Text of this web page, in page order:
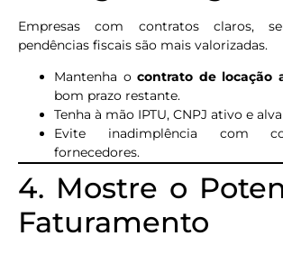
Empresas com contratos claros,
pendências fiscais são mais valorizadas.
Mantenha o contrato de locação
bom prazo restante.
Tenha à mão IPTU, CNPJ ativo e
Evite inadimplência com
fornecedores.
4. Mostre o
Faturamento